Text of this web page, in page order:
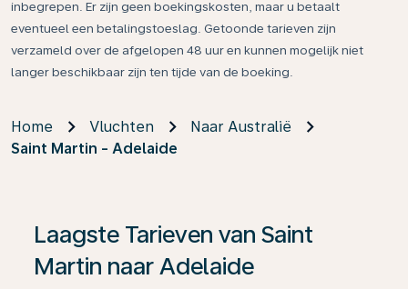
inbegrepen. Er zijn geen boekingskosten, maar u betaalt
eventueel een betalingstoeslag. Getoonde tarieven zijn
verzameld over de afgelopen 48 uur en kunnen mogelijk niet
langer beschikbaar zijn ten tijde van de boeking.
Home Vluchten
Naar Australië
Saint Martin - Adelaide
Laagste Tarieven van Saint
Martin naar Adelaide
Wanneer er geen resultaat is gevonden, klik dan op